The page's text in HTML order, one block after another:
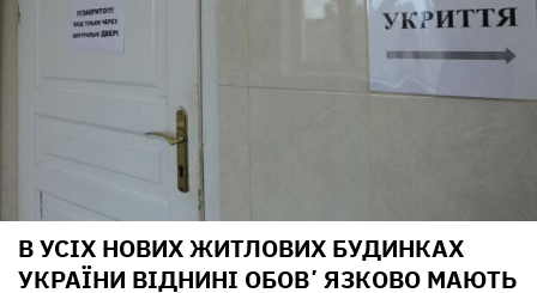
В УСІХ НОВИХ ЖИТЛОВИХ БУДИНКАХ
УКРАЇНИ ВІДНИНІ ОБОВʼЯЗКОВО МАЮТЬ